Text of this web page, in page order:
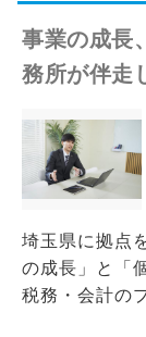
事業の成長
務所が伴走
埼玉県に拠点
の成長」と「
税務・会計の